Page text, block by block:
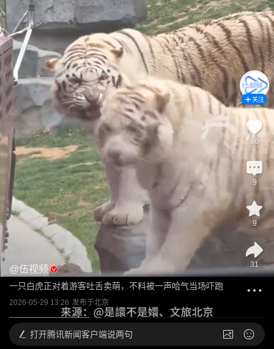
@伍视频
一只白虎正对着游客吐舌卖萌，不料被一声哈气当场吓跑
2026-05-29 13:26 发布于北京
关注
86
9
9
31
打开腾讯新闻客户端说两句